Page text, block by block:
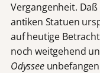
Vergangenheit.
antiken Statuen
auf heutige
noch weitgehend
Odyssee